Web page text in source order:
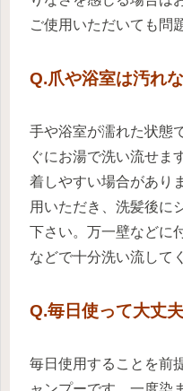
ご使用いただいても問
Q.爪や浴室は汚れ
手や浴室が濡れた状態
ぐにお湯で洗い流せま
着しやすい場合があり
用いただき、洗髪後に
下さい。万一壁などに
などで十分洗い流して
Q.毎日使って大丈
毎日使用することを前